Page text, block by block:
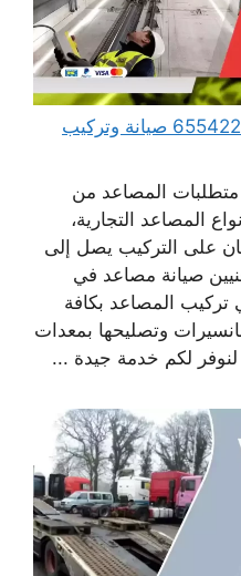
صيانة مصاعد في الكويت 65542233 صيانة وتركيب
متطلبات المصاعد من
المصاعد التجارية،
على التركيب يصل إلى
صيانة مصاعد في
تركيب المصاعد بكافة
وتصليحها بمعدات
لنوفر لكم خدمة جيدة ...